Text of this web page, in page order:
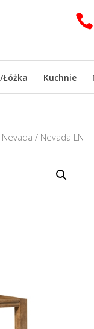

Łóżka Kuchnie
Nevada / Nevada LN